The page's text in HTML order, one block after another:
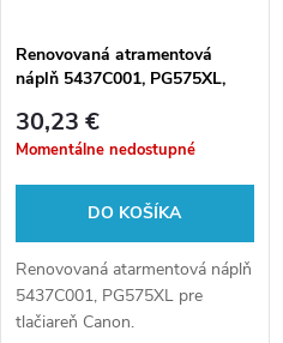
Renovovaná atramentová
náplň 5437C001, PG575XL,
(BULK)
30,23 €
Momentálne nedostupné
DO KOŠÍKA
Renovovaná atarmentová náplň
5437C001, PG575XL pre
tlačiareň Canon.